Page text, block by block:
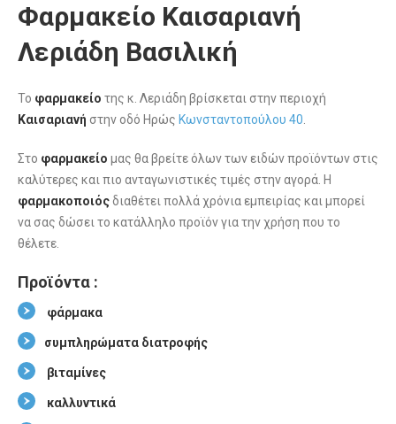
Φαρμακείο Καισαριανή
Λεριάδη Βασιλική
Το φαρμακείο της κ. Λεριάδη βρίσκεται στην περιοχή
Καισαριανή στην οδό Ηρώς Κωνσταντοπούλου 40.
Στο φαρμακείο μας θα βρείτε όλων των ειδών προϊόντων στις
καλύτερες και πιο ανταγωνιστικές τιμές στην αγορά. Η
φαρμακοποιόςδιαθέτει πολλά χρόνια εμπειρίας και μπορεί
να σας δώσει το κατάλληλο προϊόν για την χρήση που το
θέλετε.
Προϊόντα :
φάρμακα
συμπληρώματα διατροφής
βιταμίνες
καλλυντικά